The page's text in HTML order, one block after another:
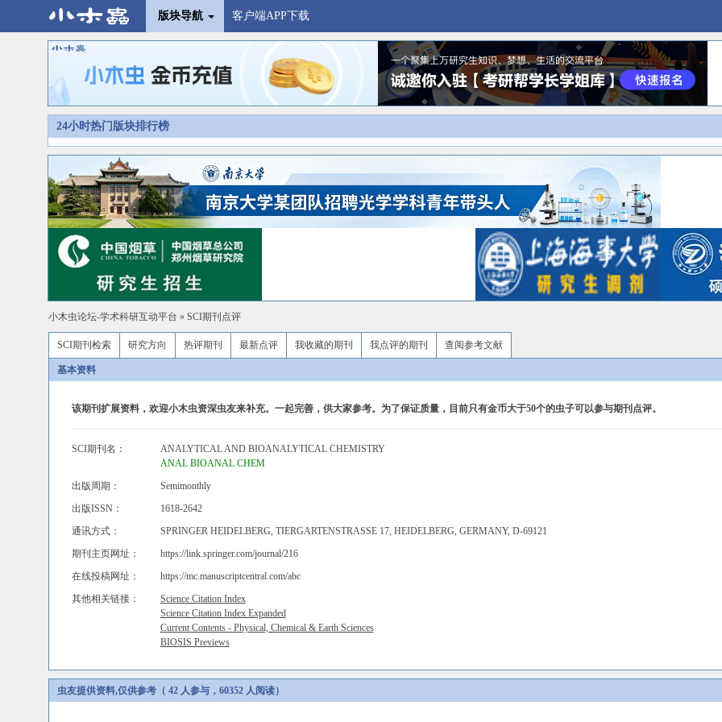
版块导航 客户端APP下载
24小时热门版块排行榜
小木虫论坛-学术科研互动平台 » SCI期刊点评
SCI期刊检索 研究方向 热评期刊 最新点评 我收藏的期刊 我点评的期刊 查阅参考文献
基本资料
该期刊扩展资料，欢迎小木虫资深虫友来补充。一起完善，供大家参考。为了保证质量，目前只有金币大于50个的虫子可以参与期刊点评。
SCI期刊名：
ANALYTICAL AND BIOANALYTICAL CHEMISTRY
ANAL BIOANAL CHEM
出版周期：
Semimonthly
出版ISSN：
1618-2642
通讯方式：
SPRINGER HEIDELBERG, TIERGARTENSTRASSE 17, HEIDELBERG, GERMANY, D-69121
期刊主页网址：
https://link.springer.com/journal/216
在线投稿网址：
https://mc.manuscriptcentral.com/abc
其他相关链接：
Science Citation Index
Science Citation Index Expanded
Current Contents - Physical, Chemical & Earth Sciences
BIOSIS Previews
虫友提供资料,仅供参考（ 42 人参与，60352 人阅读）